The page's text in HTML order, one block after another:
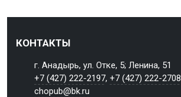
КОНТАКТЫ
г. Анадырь, ул. Отке, 5; Ленина, 51
+7 (427) 222-2197,+7 (427) 222-2708
chopub@bk.ru